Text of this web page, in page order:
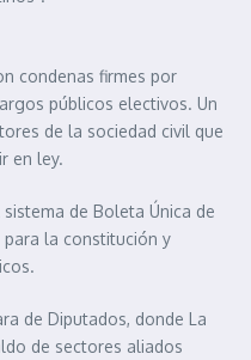
condenas firmes por
públicos electivos. Un
de la sociedad civil que
en ley.
de Boleta Única de
para la constitución y
de Diputados, donde La
de sectores aliados